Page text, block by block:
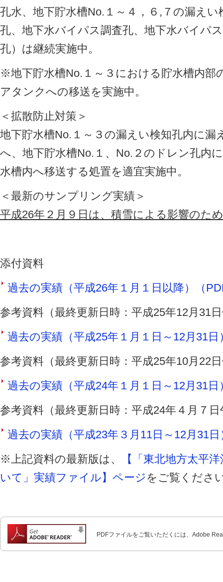
孔水、地下貯水槽No.１～４，６,７の漏え
孔、地下水バイパス調査孔、地下水バイパ
孔）は継続実施中。
※地下貯水槽No.１～３における貯水槽内部
アタンクへの移送を実施中。
＜拡散防止対策＞
地下貯水槽No.１～３の漏えい検知孔内に
へ、地下貯水槽No.１、No.２のドレン孔内
水槽内へ移送する処置を適宜実施中。
＜最新のサンプリング実績＞
平成26年２月９日は、積雪による影響のた
添付資料
過去の実績（平成26年１月１日以降）（
参考資料（最終更新日時：平成25年12月31
過去の実績（平成25年１月１日～12月31
参考資料（最終更新日時：平成25年10月22
過去の実績（平成24年１月１日～12月31
参考資料（最終更新日時：平成24年４月７
過去の実績（平成23年３月11日～12月31
※上記資料の最新版は、
【「東北地方太平
いて」実績ファイル】ページをご覧くださ
PDFファイルをご覧いただくには、Adobe